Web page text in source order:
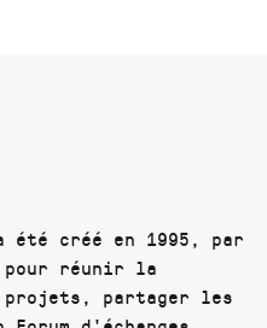
a été créé en 1995, par
pour réunir la
projets, partager les